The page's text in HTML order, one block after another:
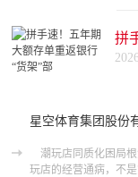
拼
星空体育集团股份
潮玩店同质化困局根
玩店的经营通病，不